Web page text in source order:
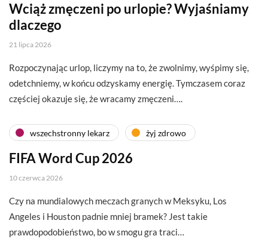
Wciąż zmęczeni po urlopie? Wyjaśniamy
dlaczego
21 lipca 2026
Rozpoczynając urlop, liczymy na to, że zwolnimy, wyśpimy się,
odetchniemy, w końcu odzyskamy energię. Tymczasem coraz
częściej okazuje się, że wracamy zmęczeni….
wszechstronny lekarz żyj zdrowo
FIFA Word Cup 2026
10 czerwca 2026
Czy na mundialowych meczach granych w Meksyku, Los
Angeles i Houston padnie mniej bramek? Jest takie
prawdopodobieństwo, bo w smogu gra traci…